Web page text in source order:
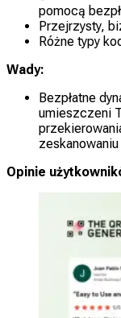
pomocą
Przejrzysty,
Różne typy
Wady:
Bezpłatne
umieszczeni
Opinie